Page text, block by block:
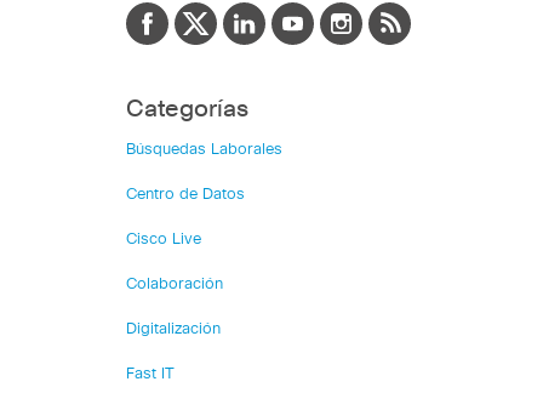
Categorías
Búsquedas Laborales
Centro de Datos
Cisco Live
Colaboración
Digitalización
Fast IT